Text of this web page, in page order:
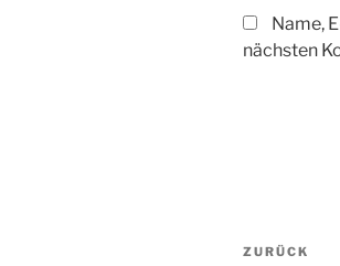
Name,
nächsten
Vorheriger
ZURÜCK